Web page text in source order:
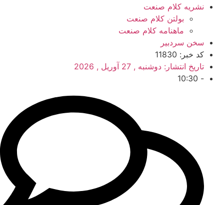
نشریه کلام صنعت
بولتن کلام صنعت
ماهنامه کلام صنعت
سخن سردبیر
کد خبر: 11830
تاریخ انتشار: دوشنبه , 27 آوریل , 2026
-
10:30